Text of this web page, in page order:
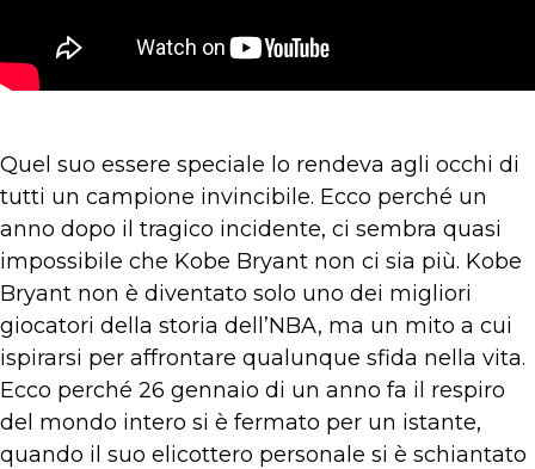
Quel suo essere speciale lo rendeva agli occhi di
tutti un campione invincibile. Ecco perché un
anno dopo il tragico incidente, ci sembra quasi
impossibile che Kobe Bryant non ci sia più. Kobe
Bryant non è diventato solo uno dei migliori
giocatori della storia dell’NBA, ma un mito a cui
ispirarsi per affrontare qualunque sfida nella vita.
Ecco perché 26 gennaio di un anno fa il respiro
del mondo intero si è fermato per un istante,
quando il suo elicottero personale si è schiantato